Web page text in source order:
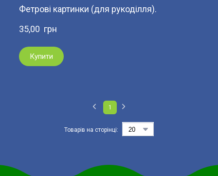
Фетрові картинки (для рукоділля).
35,00  грн
Купити
Товарів на сторінці:
1